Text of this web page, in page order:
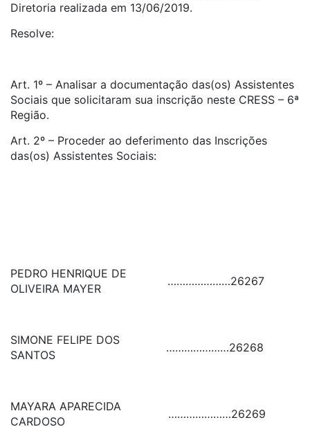
Diretoria realizada em 13/06/2019.
Resolve:
Art. 1º – Analisar a documentação das(os) Assistentes
Sociais que solicitaram sua inscrição neste CRESS – 6ª
Região.
Art. 2º – Proceder ao deferimento das Inscrições
das(os) Assistentes Sociais:
PEDRO HENRIQUE DE
OLIVEIRA MAYER
…………………26267
SIMONE FELIPE DOS
SANTOS
…………………26268
MAYARA APARECIDA
CARDOSO
…………………26269